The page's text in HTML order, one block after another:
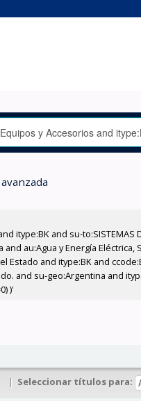
and su-to:SISTEMAS
au:Agua y Energía Eléctrica,
Estado and itype:BK and
and su-geo:Argentina and
)'
| Seleccionar títulos para: